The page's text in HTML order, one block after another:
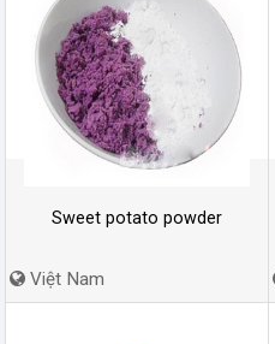
Sweet potato powder
Việt Nam